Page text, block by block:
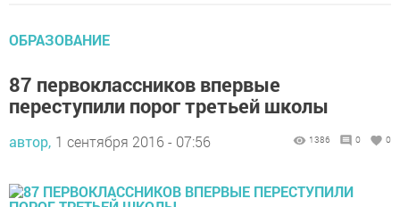
ОБРАЗОВАНИЕ
87 первоклассников впервые
переступили порог третьей школы
автор, 1 сентября 2016 - 07:56 1386 0 0